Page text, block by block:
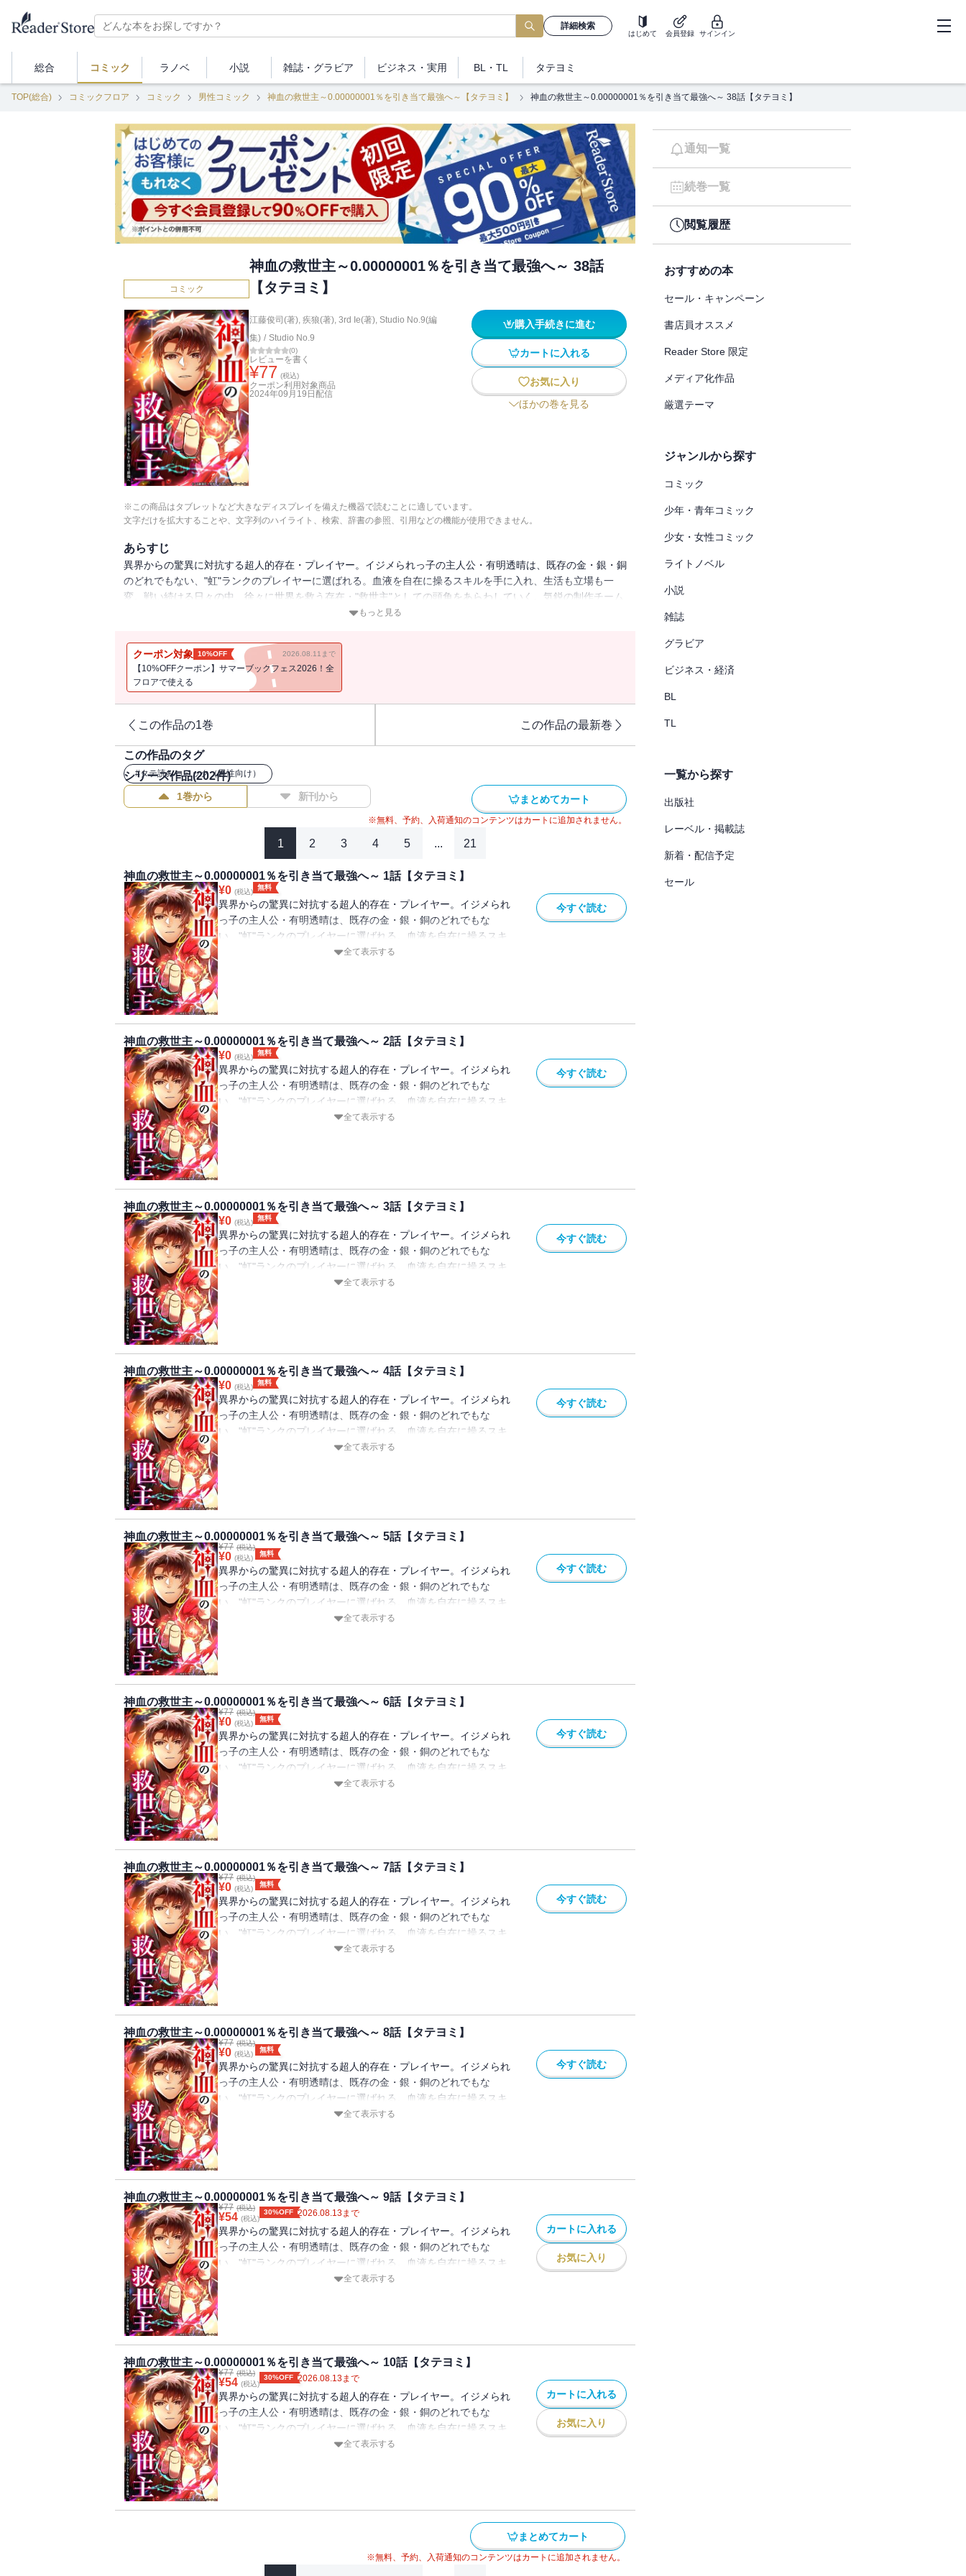
詳細検索
はじめて 会員登録 サインイン
総合 コミック ラノベ 小説 雑誌・ グラビア ビジネス ・実用 BL・TL タテヨミ
TOP(総合) コミックフロア コミック 男性コミック 神血の救世主～0.00000001％を引き当て最強へ～【タテヨミ】 神血の救世主～0.00000001％を引き当て最強へ～ 38話【タテヨミ】
コミック
神血の救世主～0.00000001％を引き当て最強へ～ 38話
【タテヨミ】
江藤俊司(著), 疾狼(著), 3rd Ie(著), Studio No.9(編
集) / Studio No.9
(0)
レビューを書く
¥77 (税込)
クーポン利用対象商品
2024年09月19日 配信
購入手続きに進む
カートに入れる
お気に入り
ほかの巻を見る
※この商品はタブレットなど大きなディスプレイを備えた機器で読むことに適しています。
文字だけを拡大することや、文字列のハイライト、検索、辞書の参照、引用などの機能が使用できません。
あらすじ
異界からの驚異に対抗する超人的存在・プレイヤー。イジメられっ子の主人公・有明透晴は、既存の金・銀・銅
のどれでもない、"虹"ランクのプレイヤーに選ばれる。血液を自在に操るスキルを手に入れ、生活も立場も一
変。戦い続ける日々の中、徐々に世界を救う存在・"救世主"としての頭角をあらわしていく。気鋭の制作チーム
『Studio No.9』が放つ、現代バトルファンタジー！ もっと見る
クーポン対象 10%OFF 2026.08.11まで
【10%OFFクーポン】サマーブックフェス2026！全
フロアで使える
この作品の1巻 この作品の最新巻
この作品のタグ
#タテ読みコミック（男性向け）
シリーズ作品(202件)
1巻から 新刊から まとめてカート
※無料、予約、入荷通知のコンテンツはカートに追加されません。
1 2 3 4 5 ... 21
神血の救世主～0.00000001％を引き当て最強へ～ 1話【タテヨミ】
¥0 (税込)
無料
異界からの驚異に対抗する超人的存在・プレイヤー。イジメられ
っ子の主人公・有明透晴は、既存の金・銀・銅のどれでもな
い、"虹"ランクのプレイヤーに選ばれる。血液を自在に操るスキ
ルを手に入れ、生活も立場も一変。戦い続ける日々の中、徐々に
全て表示する
今すぐ読む
神血の救世主～0.00000001％を引き当て最強へ～ 2話【タテヨミ】
¥0 (税込)
無料
異界からの驚異に対抗する超人的存在・プレイヤー。イジメられ
っ子の主人公・有明透晴は、既存の金・銀・銅のどれでもな
い、"虹"ランクのプレイヤーに選ばれる。血液を自在に操るスキ
ルを手に入れ、生活も立場も一変。戦い続ける日々の中、徐々に
全て表示する
今すぐ読む
神血の救世主～0.00000001％を引き当て最強へ～ 3話【タテヨミ】
¥0 (税込)
無料
異界からの驚異に対抗する超人的存在・プレイヤー。イジメられ
っ子の主人公・有明透晴は、既存の金・銀・銅のどれでもな
い、"虹"ランクのプレイヤーに選ばれる。血液を自在に操るスキ
ルを手に入れ、生活も立場も一変。戦い続ける日々の中、徐々に
全て表示する
今すぐ読む
神血の救世主～0.00000001％を引き当て最強へ～ 4話【タテヨミ】
¥0 (税込)
無料
異界からの驚異に対抗する超人的存在・プレイヤー。イジメられ
っ子の主人公・有明透晴は、既存の金・銀・銅のどれでもな
い、"虹"ランクのプレイヤーに選ばれる。血液を自在に操るスキ
ルを手に入れ、生活も立場も一変。戦い続ける日々の中、徐々に
全て表示する
今すぐ読む
神血の救世主～0.00000001％を引き当て最強へ～ 5話【タテヨミ】
¥77 (税込)
¥0 (税込)
無料
異界からの驚異に対抗する超人的存在・プレイヤー。イジメられ
っ子の主人公・有明透晴は、既存の金・銀・銅のどれでもな
い、"虹"ランクのプレイヤーに選ばれる。血液を自在に操るスキ
ルを手に入れ、生活も立場も一変。戦い続ける日々の中、徐々に
全て表示する
今すぐ読む
神血の救世主～0.00000001％を引き当て最強へ～ 6話【タテヨミ】
¥77 (税込)
¥0 (税込)
無料
異界からの驚異に対抗する超人的存在・プレイヤー。イジメられ
っ子の主人公・有明透晴は、既存の金・銀・銅のどれでもな
い、"虹"ランクのプレイヤーに選ばれる。血液を自在に操るスキ
ルを手に入れ、生活も立場も一変。戦い続ける日々の中、徐々に
全て表示する
今すぐ読む
神血の救世主～0.00000001％を引き当て最強へ～ 7話【タテヨミ】
¥77 (税込)
¥0 (税込)
無料
異界からの驚異に対抗する超人的存在・プレイヤー。イジメられ
っ子の主人公・有明透晴は、既存の金・銀・銅のどれでもな
い、"虹"ランクのプレイヤーに選ばれる。血液を自在に操るスキ
ルを手に入れ、生活も立場も一変。戦い続ける日々の中、徐々に
全て表示する
今すぐ読む
神血の救世主～0.00000001％を引き当て最強へ～ 8話【タテヨミ】
¥77 (税込)
¥0 (税込)
無料
異界からの驚異に対抗する超人的存在・プレイヤー。イジメられ
っ子の主人公・有明透晴は、既存の金・銀・銅のどれでもな
い、"虹"ランクのプレイヤーに選ばれる。血液を自在に操るスキ
ルを手に入れ、生活も立場も一変。戦い続ける日々の中、徐々に
全て表示する
今すぐ読む
神血の救世主～0.00000001％を引き当て最強へ～ 9話【タテヨミ】
¥77 (税込)
¥54 (税込)
30%OFF 2026.08.13まで
異界からの驚異に対抗する超人的存在・プレイヤー。イジメられ
っ子の主人公・有明透晴は、既存の金・銀・銅のどれでもな
い、"虹"ランクのプレイヤーに選ばれる。血液を自在に操るスキ
ルを手に入れ、生活も立場も一変。戦い続ける日々の中、徐々に
全て表示する
カートに入れる
お気に入り
神血の救世主～0.00000001％を引き当て最強へ～ 10話【タテヨミ】
¥77 (税込)
¥54 (税込)
30%OFF 2026.08.13まで
異界からの驚異に対抗する超人的存在・プレイヤー。イジメられ
っ子の主人公・有明透晴は、既存の金・銀・銅のどれでもな
い、"虹"ランクのプレイヤーに選ばれる。血液を自在に操るスキ
ルを手に入れ、生活も立場も一変。戦い続ける日々の中、徐々に
全て表示する
カートに入れる
お気に入り
まとめてカート
※無料、予約、入荷通知のコンテンツはカートに追加されません。
通知一覧
続巻一覧
閲覧履歴
おすすめの本
セール・キャンペーン
書店員オススメ
Reader Store 限定
メディア化作品
厳選テーマ
ジャンルから探す
コミック
少年・青年コミック
少女・女性コミック
ライトノベル
小説
雑誌
グラビア
ビジネス・経済
BL
TL
一覧から探す
出版社
レーベル・掲載誌
新着・配信予定
セール